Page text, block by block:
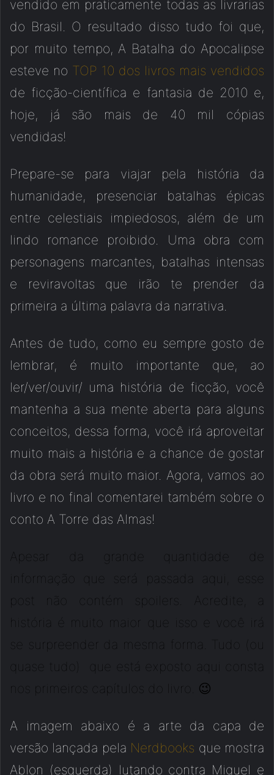
vendido em praticamente todas as livrarias
do Brasil. O resultado disso tudo foi que,
por muito tempo, A Batalha do Apocalipse
esteve no TOP 10 dos livros mais vendidos
de ficção-científica e fantasia de 2010 e,
hoje, já são mais de 40 mil cópias
vendidas!
Prepare-se para viajar pela história da
humanidade, presenciar batalhas épicas
entre celestiais impiedosos, além de um
lindo romance proibido. Uma obra com
personagens marcantes, batalhas intensas
e reviravoltas que irão te prender da
primeira a última palavra da narrativa.
Antes de tudo, como eu sempre gosto de
lembrar, é muito importante que, ao
ler/ver/ouvir/ uma história de ficção, você
mantenha a sua mente aberta para alguns
conceitos, dessa forma, você irá aproveitar
muito mais a história e a chance de gostar
da obra será muito maior. Agora, vamos ao
livro e no final comentarei também sobre o
conto A Torre das Almas!
Apesar da grande quantidade de
informação que será passada aqui, esse
post não contém spoilers. Acredite, a
história é muito maior que isso e você irá
se surpreender da mesma forma. Tudo (ou
quase tudo) que está exposto aqui consta
nos primeiros capítulos do livro. 😉
A imagem abaixo é a arte da capa de
versão lançada pela Nerdbooks que mostra
Ablon (esquerda) lutando contra Miguel e